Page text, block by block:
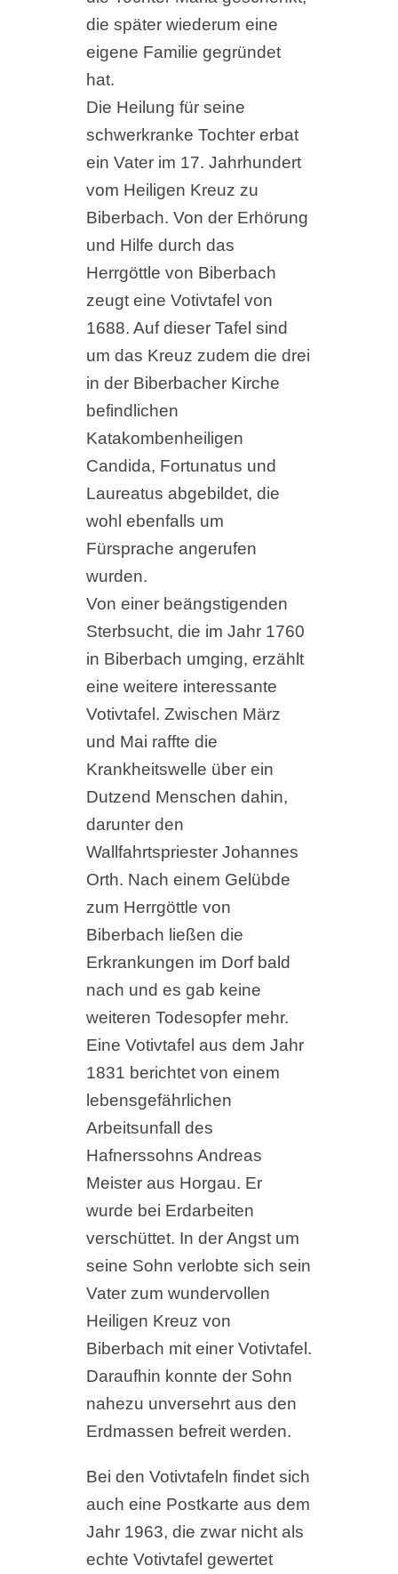
die später wiederum eine
eigene Familie gegründet
hat.
Die Heilung für seine
schwerkranke Tochter erbat
ein Vater im 17. Jahrhundert
vom Heiligen Kreuz zu
Biberbach. Von der Erhörung
und Hilfe durch das
Herrgöttle von Biberbach
zeugt eine Votivtafel von
1688. Auf dieser Tafel sind
um das Kreuz zudem die drei
in der Biberbacher Kirche
befindlichen
Katakombenheiligen
Candida, Fortunatus und
Laureatus abgebildet, die
wohl ebenfalls um
Fürsprache angerufen
wurden.
Von einer beängstigenden
Sterbsucht, die im Jahr 1760
in Biberbach umging, erzählt
eine weitere interessante
Votivtafel. Zwischen März
und Mai raffte die
Krankheitswelle über ein
Dutzend Menschen dahin,
darunter den
Wallfahrtspriester Johannes
Orth. Nach einem Gelübde
zum Herrgöttle von
Biberbach ließen die
Erkrankungen im Dorf bald
nach und es gab keine
weiteren Todesopfer mehr.
Eine Votivtafel aus dem Jahr
1831 berichtet von einem
lebensgefährlichen
Arbeitsunfall des
Hafnerssohns Andreas
Meister aus Horgau. Er
wurde bei Erdarbeiten
verschüttet. In der Angst um
seine Sohn verlobte sich sein
Vater zum wundervollen
Heiligen Kreuz von
Biberbach mit einer Votivtafel.
Daraufhin konnte der Sohn
nahezu unversehrt aus den
Erdmassen befreit werden.
Bei den Votivtafeln findet sich
auch eine Postkarte aus dem
Jahr 1963, die zwar nicht als
echte Votivtafel gewertet